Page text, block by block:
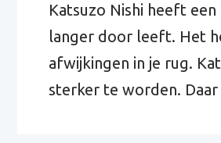
Katsuzo Nishi heeft
langer door leeft. Het
afwijkingen in je rug.
sterker te worden.